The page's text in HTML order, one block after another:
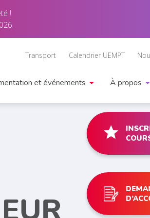
!
Transport Calendrier UEMPT
et événements À propos